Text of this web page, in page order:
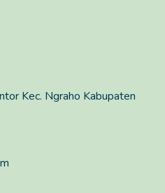
Kec. Ngraho Kabupaten